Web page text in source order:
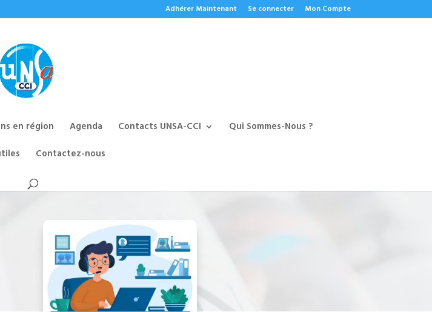
Adhérer Maintenant Se connecter Mon Compte
en région Agenda Contacts UNSA-CCI
Qui Sommes-Nous ?
Contactez-nous